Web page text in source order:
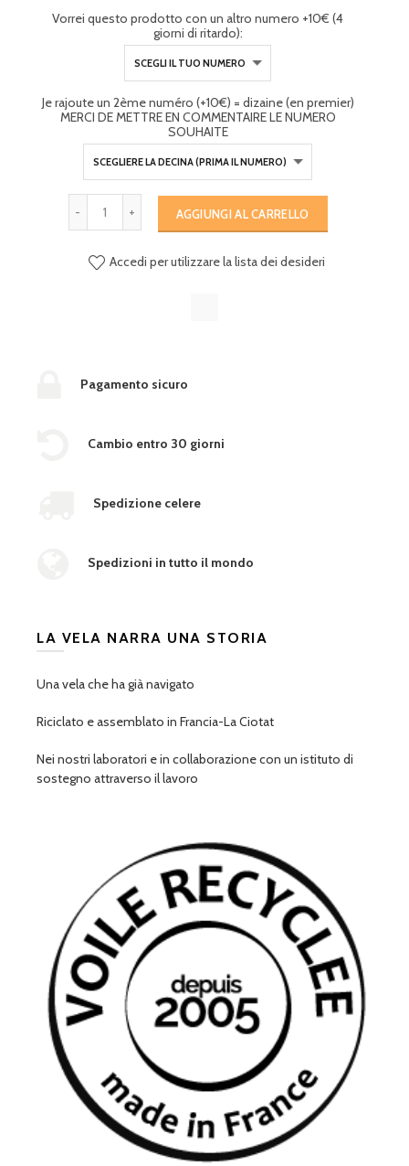
Vorrei questo prodotto con un altro numero +10€ (4
giorni di ritardo):
Je rajoute un 2ème numéro (+10€) = dizaine (en premier)
MERCI DE METTRE EN COMMENTAIRE LE NUMERO
SOUHAITE
AGGIUNGI AL CARRELLO
Accedi per utilizzare la lista dei desideri
Pagamento sicuro
Cambio entro 30 giorni
Spedizione celere
Spedizioni in tutto il mondo
LA VELA NARRA UNA STORIA
Una vela che ha già navigato
Riciclato e assemblato in Francia-La Ciotat
Nei nostri laboratori e in collaborazione con un istituto di
sostegno attraverso il lavoro